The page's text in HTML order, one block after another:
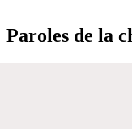
Paroles de la